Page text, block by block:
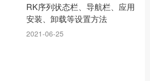
RK序列状态栏、导航栏、应用
安装、卸载等设置方法
2021-06-25